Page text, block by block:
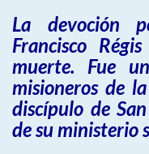
La devoción
Francisco
muerte. Fue
misioneros de
discípulo de
de su ministerio